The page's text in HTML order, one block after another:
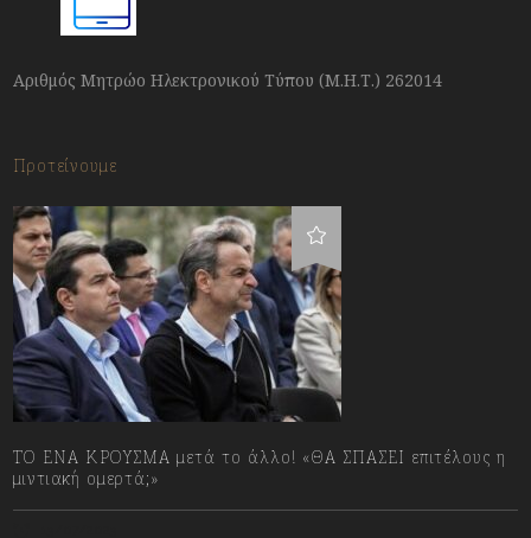
Αριθμός Μητρώο Ηλεκτρονικού Τύπου (Μ.Η.Τ.) 262014
Προτείνουμε
ΤΟ ΕΝΑ ΚΡΟΥΣΜΑ μετά το άλλο! «ΘΑ ΣΠΑΣΕΙ επιτέλους η
μιντιακή ομερτά;»